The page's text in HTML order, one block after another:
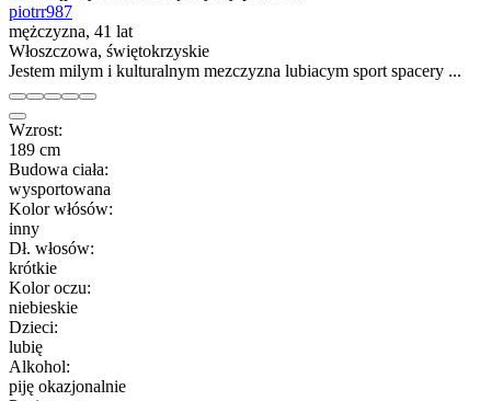
piotrr987
mężczyzna, 41 lat
Włoszczowa, świętokrzyskie
Jestem milym i kulturalnym mezczyzna lubiacym sport spacery ...
Wzrost:
189 cm
Budowa ciała:
wysportowana
Kolor włósów:
inny
Dł. włosów:
krótkie
Kolor oczu:
niebieskie
Dzieci:
lubię
Alkohol:
piję okazjonalnie